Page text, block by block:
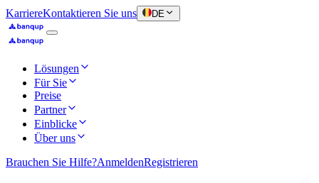
KarriereKontaktieren Sie uns DE
Lösungen
Für Sie
Preise
Partner
Einblicke
Über uns
Brauchen Sie Hilfe?AnmeldenRegistrieren